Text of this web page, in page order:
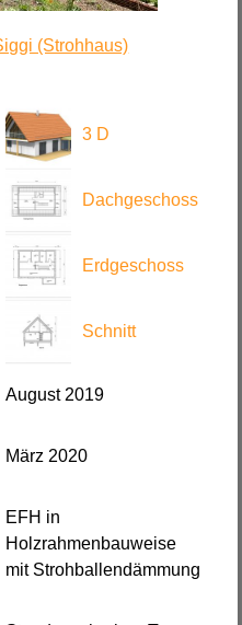
(Strohhaus)
3 D
Dachgeschoss
Erdgeschoss
Schnitt
August 2019
März 2020
EFH in
Holzrahmenbauweise
mit Strohballendämmung